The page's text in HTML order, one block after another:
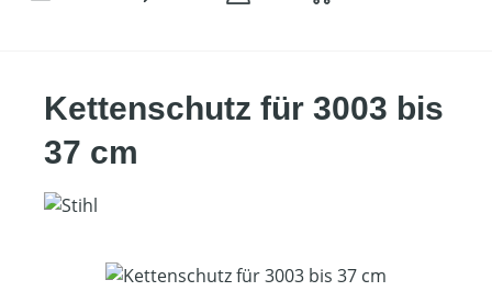
Kettenschutz für 3003 bis
37 cm
Bildergalerie überspringen